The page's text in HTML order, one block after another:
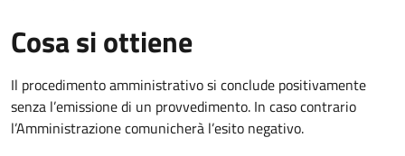
Cosa si ottiene
Il procedimento amministrativo si conclude positivamente
senza l’emissione di un provvedimento. In caso contrario
l’Amministrazione comunicherà l’esito negativo.